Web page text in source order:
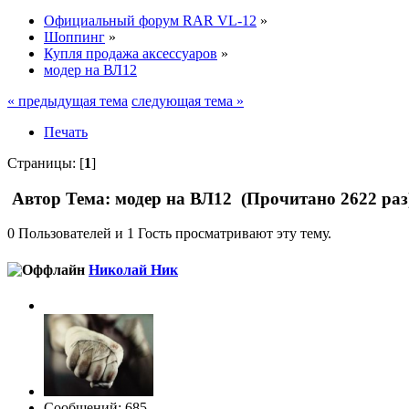
Официальный форум RAR VL-12 »
Шоппинг »
Купля продажа аксессуаров »
модер на ВЛ12
« предыдущая тема следующая тема »
Печать
Страницы: [1]
Автор Тема: модер на ВЛ12 (Прочитано 2622
0 Пользователей и 1 Гость просматривают эту тему.
Николай Ник